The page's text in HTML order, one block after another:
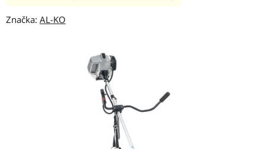
produktu
Značka: AL-KO